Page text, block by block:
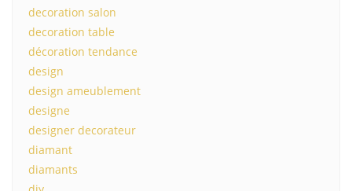
decoration salon
decoration table
décoration tendance
design
design ameublement
designe
designer decorateur
diamant
diamants